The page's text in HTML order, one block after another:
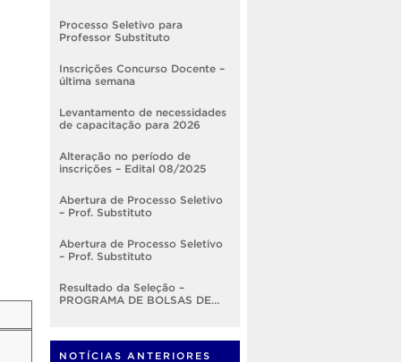
Processo Seletivo para
Professor Substituto
Inscrições Concurso Docente –
última semana
Levantamento de necessidades
de capacitação para 2026
Alteração no período de
inscrições – Edital 08/2025
Abertura de Processo Seletivo
– Prof. Substituto
Abertura de Processo Seletivo
– Prof. Substituto
Resultado da Seleção –
PROGRAMA DE BOLSAS DE
NOTÍCIAS ANTERIORES